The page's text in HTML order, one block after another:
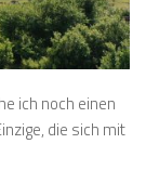
ich noch einen
die sich mit